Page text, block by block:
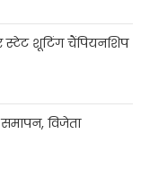
स्टेट शूटिंग चैंपियनशिप
विजेता